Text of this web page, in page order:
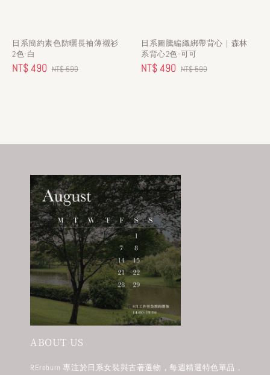
日系簡約素色防曬長袖薄襯衫
2色-白
Sale
NT$ 490 Regular
NT$ 590
日系圖騰編織綁帶背心｜森林
系背心2色-可可
Sale
NT$ 490 Regular
NT$ 590
ABOUT US
REreburn 專注於日系女裝與古著選物，每週精選特色單品，